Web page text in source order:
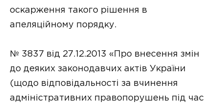
оскарження такого рішення в
апеляційному порядку.
№ 3837 від 27.12.2013 «Про внесення змін
до деяких законодавчих актів України
(щодо відповідальності за вчинення
адміністративних правопорушень під час